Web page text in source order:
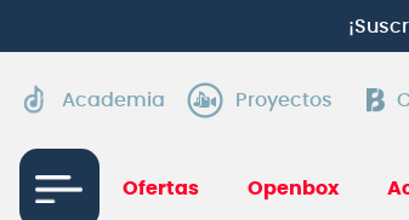
¡
Academia Proyectos
Ofertas Openbox